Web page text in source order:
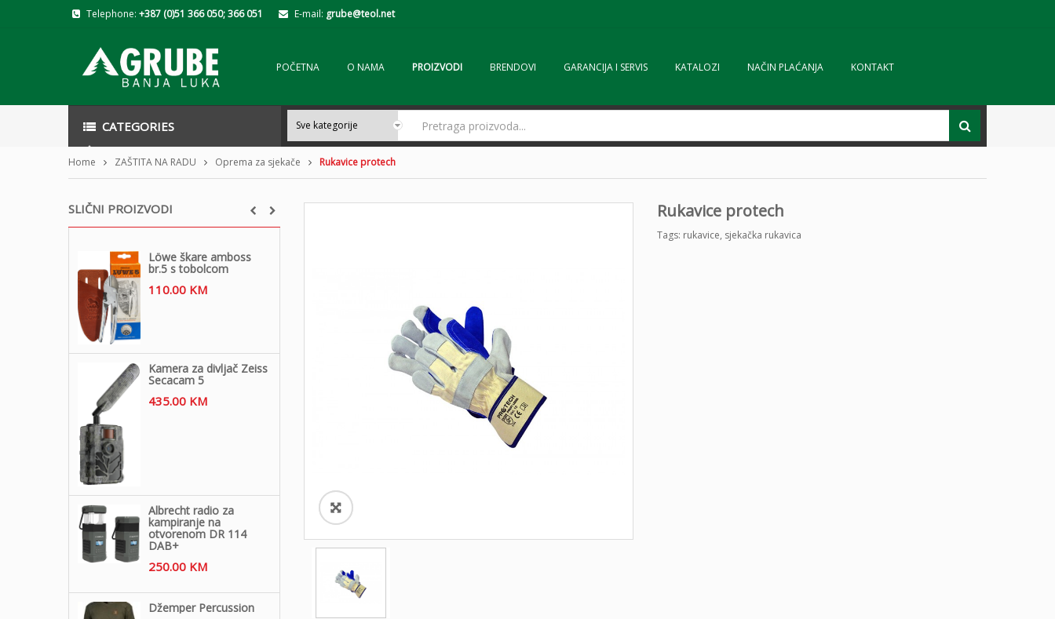
Telephone: +387 (0)51 366 050; 366 051 E-mail: grube@teol.net
POČETNA O NAMA PROIZVODI BRENDOVI GARANCIJA I SERVIS KATALOZI NAČIN PLAĆANJA KONTAKT
CATEGORIES
Home ZAŠTITA NA RADU Oprema za sjekače Rukavice protech
SLIČNI PROIZVODI
Löwe škare amboss
br.5 s tobolcom
110.00 KM
Kamera za divljač Zeiss
Secacam 5
435.00 KM
Albrecht radio za
kampiranje na
otvorenom DR 114
DAB+
250.00 KM
Džemper Percussion
Rukavice protech
Tags: rukavice, sjekačka rukavica